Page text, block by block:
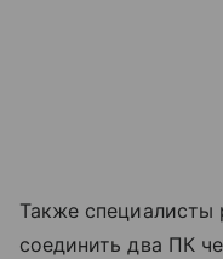
Также специалисты
соединить два ПК